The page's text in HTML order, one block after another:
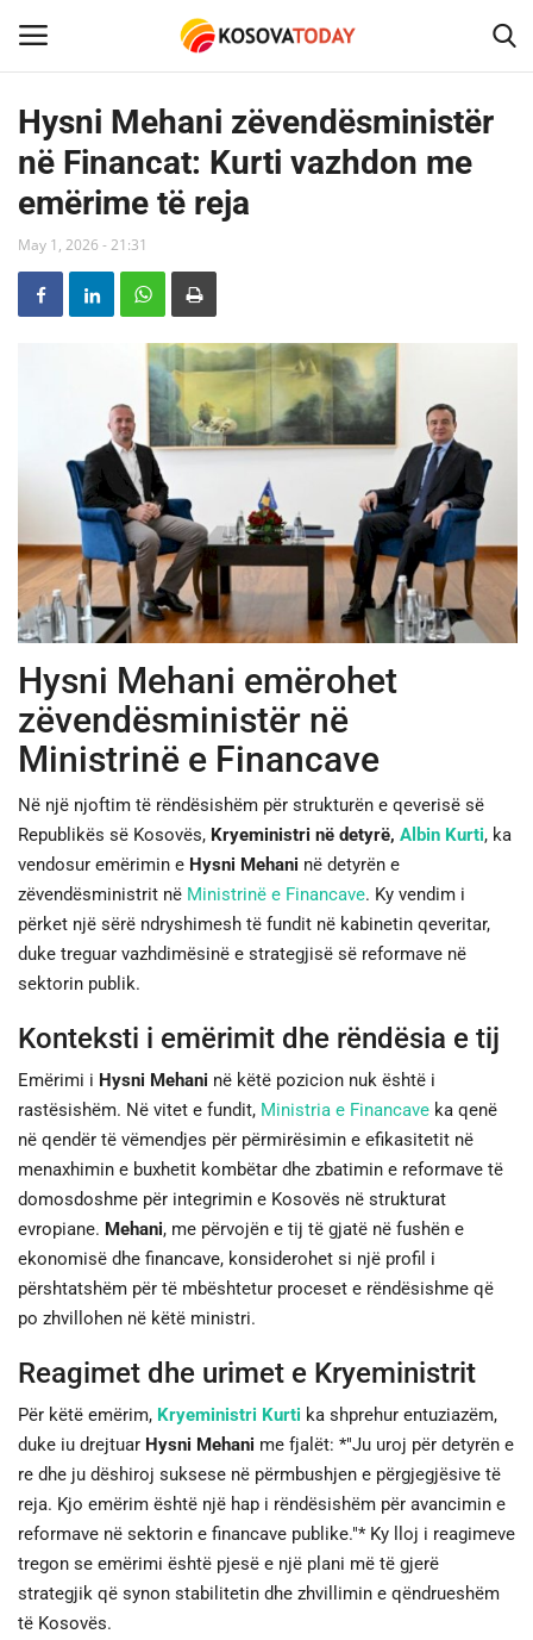
Home
KOSOVA
SHQIPERIA
BOTA
JETA
SPORTI
SHENDETI
Hysni Mehani zëvendësministër
në Financat: Kurti vazhdon me
emërime të reja
May 1, 2026 - 21:31
Hysni Mehani emërohet
zëvendësministër në
Ministrinë e Financave
Në një njoftim të rëndësishëm për strukturën e qeverisë së
Republikës së Kosovës, Kryeministri në detyrë, Albin Kurti, ka
vendosur emërimin e Hysni Mehani në detyrën e
zëvendësministrit në Ministrinë e Financave. Ky vendim i
përket një sërë ndryshimesh të fundit në kabinetin qeveritar,
duke treguar vazhdimësinë e strategjisë së reformave në
sektorin publik.
Konteksti i emërimit dhe rëndësia e tij
Emërimi i Hysni Mehani në këtë pozicion nuk është i
rastësishëm. Në vitet e fundit, Ministria e Financave ka qenë
në qendër të vëmendjes për përmirësimin e efikasitetit në
menaxhimin e buxhetit kombëtar dhe zbatimin e reformave të
domosdoshme për integrimin e Kosovës në strukturat
evropiane. Mehani, me përvojën e tij të gjatë në fushën e
ekonomisë dhe financave, konsiderohet si një profil i
përshtatshëm për të mbështetur proceset e rëndësishme që
po zhvillohen në këtë ministri.
Reagimet dhe urimet e Kryeministrit
Për këtë emërim, Kryeministri Kurti ka shprehur entuziazëm,
duke iu drejtuar Hysni Mehani me fjalët: *"Ju uroj për detyrën e
re dhe ju dëshiroj suksese në përmbushjen e përgjegjësive të
reja. Kjo emërim është një hap i rëndësishëm për avancimin e
reformave në sektorin e financave publike."* Ky lloj i reagimeve
tregon se emërimi është pjesë e një plani më të gjerë
strategjik që synon stabilitetin dhe zhvillimin e qëndrueshëm
të Kosovës.